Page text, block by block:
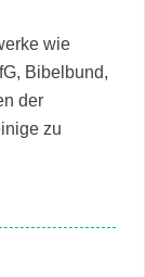
wie
Bibelbund,
der
zu